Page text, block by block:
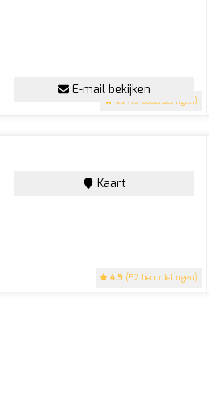
4.1 (73 beoordelingen)
E-mail bekijken
4.9 (52 beoordelingen)
Kaart